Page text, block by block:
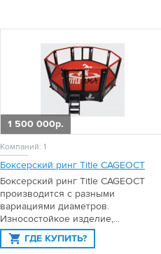
1 500 000р.
Компаний: 1
Боксерский ринг Title CAGEOCT
Боксерский ринг Title CAGEOCT
производится с разными
вариациями диаметров.
Износостойкое изделие,...
ГДЕ КУПИТЬ?